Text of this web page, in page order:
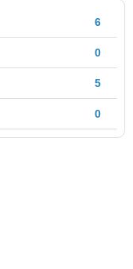
6
0
5
0